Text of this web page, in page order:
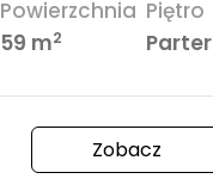
Powierzchnia
59 m2
Piętro
Parter
Zobacz